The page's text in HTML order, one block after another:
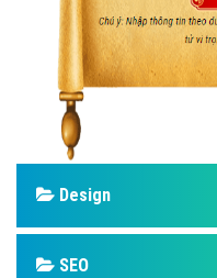
Design
SEO